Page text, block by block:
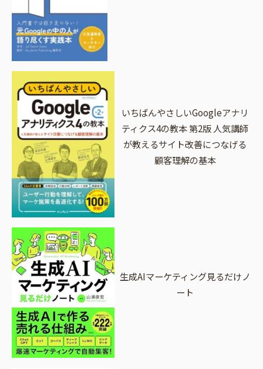
いちばんやさしいGoogleアナリ
ティクス4の教本 第2版 人気講師
が教えるサイト改善につなげる
顧客理解の基本
生成AIマーケティング見るだけノ
ート